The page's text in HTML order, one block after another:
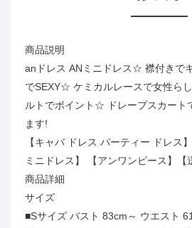
商品説明
anドレス ANミニドレス☆ 襟付きで
でSEXY☆ ケミカルレースで女性ら
ルトでポイント☆ ドレープスカート
ます!
【キャバ ドレス パーティー ドレス
ミニドレス】 【アンワンピース】【
商品詳細
サイズ
■Sサイズ バスト 83cm～ ウエスト